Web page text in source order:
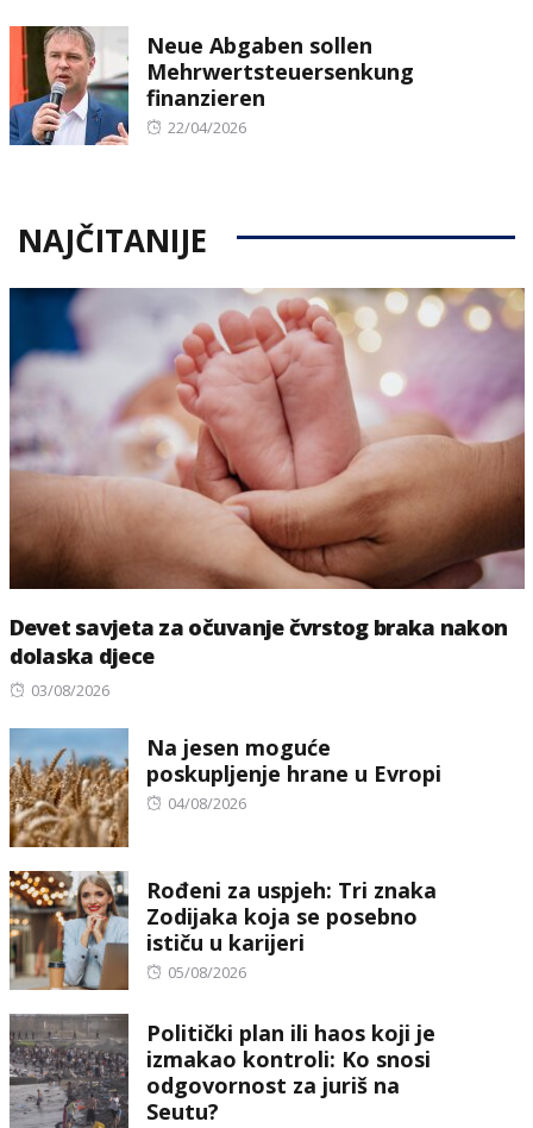
Neue Abgaben sollen
Mehrwertsteuersenkung
finanzieren
Posted
22/04/2026
NAJČITANIJE
Devet savjeta za očuvanje čvrstog braka nakon
dolaska djece
Posted
03/08/2026
Na jesen moguće
poskupljenje hrane u Evropi
Posted
04/08/2026
Rođeni za uspjeh: Tri znaka
Zodijaka koja se posebno
ističu u karijeri
Posted
05/08/2026
Politički plan ili haos koji je
izmakao kontroli: Ko snosi
odgovornost za juriš na
Seutu?